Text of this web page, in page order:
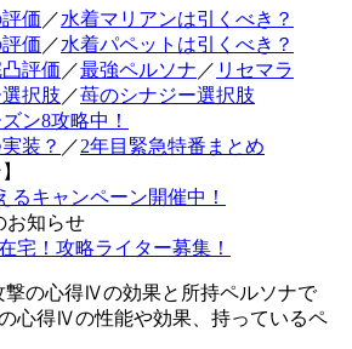
価 ／水着マリアンは引くべき？
価 ／水着パペットは引くべき？
評価 ／最強ペルソナ ／ リセマラ
択肢 ／苺のシナジー選択肢
ン8攻略中！
装？ ／2年目緊急特番まとめ
るキャンペーン開催中！
お知らせ
宅！攻略ライター募集！
撃の心得Ⅳの効果と所持ペルソナで
心得Ⅳの性能や効果、持っているペ